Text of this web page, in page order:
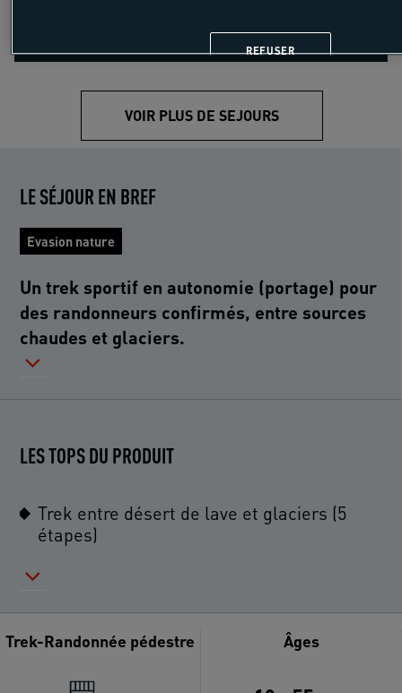
VOIR PLUS DE SEJOURS
LE SÉJOUR EN BREF
Evasion nature
Un trek sportif en autonomie (portage) pour
des randonneurs confirmés, entre sources
chaudes et glaciers.
LES TOPS DU PRODUIT
Trek entre désert de lave et glaciers (5
étapes)
Trek-Randonnée pédestre Âges
REFUSER